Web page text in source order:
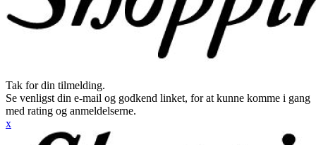
Tak for din tilmelding.
Se venligst din e-mail og godkend linket, for at kunne komme i gang
med rating og anmeldelserne.
x